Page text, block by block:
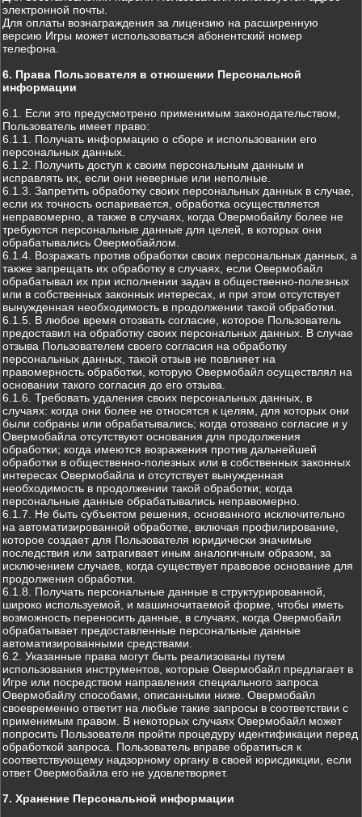
электронной почты.
Для оплаты вознаграждения за лицензию на расширенную
версию Игры может использоваться абонентский номер
телефона.
6. Права Пользователя в отношении Персональной
информации
6.1. Если это предусмотрено применимым законодательством,
Пользователь имеет право:
6.1.1. Получать информацию о сборе и использовании его
персональных данных.
6.1.2. Получить доступ к своим персональным данным и
исправлять их, если они неверные или неполные.
6.1.3. Запретить обработку своих персональных данных в случае,
если их точность оспаривается, обработка осуществляется
неправомерно, а также в случаях, когда Овермобайлу более не
требуются персональные данные для целей, в которых они
обрабатывались Овермобайлом.
6.1.4. Возражать против обработки своих персональных данных, а
также запрещать их обработку в случаях, если Овермобайл
обрабатывал их при исполнении задач в общественно-полезных
или в собственных законных интересах, и при этом отсутствует
вынужденная необходимость в продолжении такой обработки.
6.1.5. В любое время отозвать согласие, которое Пользователь
предоставил на обработку своих персональных данных. В случае
отзыва Пользователем своего согласия на обработку
персональных данных, такой отзыв не повлияет на
правомерность обработки, которую Овермобайл осуществлял на
основании такого согласия до его отзыва.
6.1.6. Требовать удаления своих персональных данных, в
случаях: когда они более не относятся к целям, для которых они
были собраны или обрабатывались; когда отозвано согласие и у
Овермобайла отсутствуют основания для продолжения
обработки; когда имеются возражения против дальнейшей
обработки в общественно-полезных или в собственных законных
интересах Овермобайла и отсутствует вынужденная
необходимость в продолжении такой обработки; когда
персональные данные обрабатывались неправомерно.
6.1.7. Не быть субъектом решения, основанного исключительно
на автоматизированной обработке, включая профилирование,
которое создает для Пользователя юридически значимые
последствия или затрагивает иным аналогичным образом, за
исключением случаев, когда существует правовое основание для
продолжения обработки.
6.1.8. Получать персональные данные в структурированной,
широко используемой, и машиночитаемой форме, чтобы иметь
возможность переносить данные, в случаях, когда Овермобайл
обрабатывает предоставленные персональные данные
автоматизированными средствами.
6.2. Указанные права могут быть реализованы путем
использования инструментов, которые Овермобайл предлагает в
Игре или посредством направления специального запроса
Овермобайлу способами, описанными ниже. Овермобайл
своевременно ответит на любые такие запросы в соответствии с
применимым правом. В некоторых случаях Овермобайл может
попросить Пользователя пройти процедуру идентификации перед
обработкой запроса. Пользователь вправе обратиться к
соответствующему надзорному органу в своей юрисдикции, если
ответ Овермобайла его не удовлетворяет.
7. Хранение Персональной информации